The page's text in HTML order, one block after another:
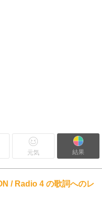
元気 結果
/ Radio 4 の歌詞へのレ